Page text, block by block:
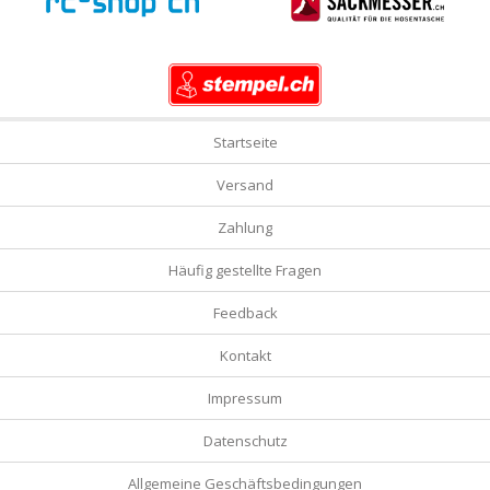
Startseite
Versand
Zahlung
Häufig gestellte Fragen
Feedback
Kontakt
Impressum
Datenschutz
Allgemeine Geschäftsbedingungen